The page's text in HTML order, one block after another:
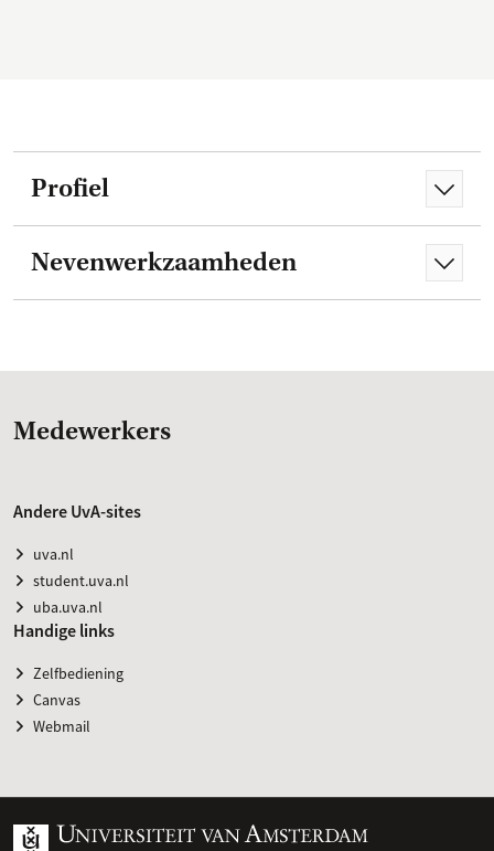
Profiel
Nevenwerkzaamheden
Medewerkers
Andere UvA-sites
uva.nl
student.uva.nl
uba.uva.nl
Handige links
Zelfbediening
Canvas
Webmail